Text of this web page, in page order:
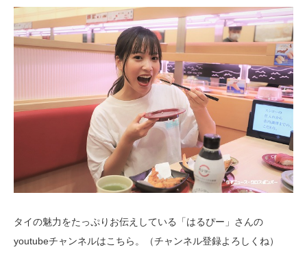
タイの魅力をたっぷりお伝えしている「はるぴー」さんの
youtubeチャンネルはこちら。（チャンネル登録よろしくね）